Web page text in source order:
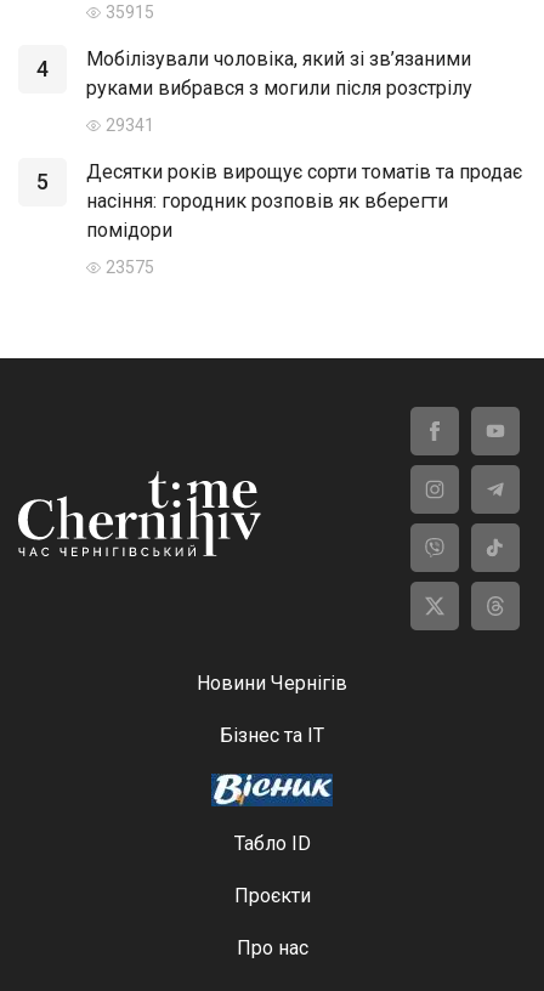
35915
4
Мобілізували чоловіка, який зі зв’язаними
руками вибрався з могили після розстрілу
29341
5
Десятки років вирощує сорти томатів та продає
насіння: городник розповів як вберегти
помідори
23575
Новини Чернігів
Бізнес та ІТ
Табло ID
Проєкти
Про нас